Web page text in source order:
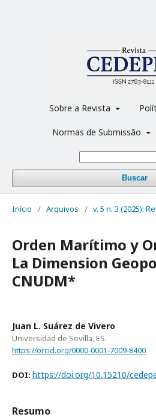
Sobre a Revista
Normas de Submissão
Buscar
Início / Arquivos / v. 5 n. 3 (2025):
Orden Marítimo y
La Dimension
CNUDM*
Juan L. Suárez de Vivero
Universidad de Sevilla, ES
https://orcid.org/0000-0001-7009-8400
DOI: https://doi.org/10.15210/
Resumo